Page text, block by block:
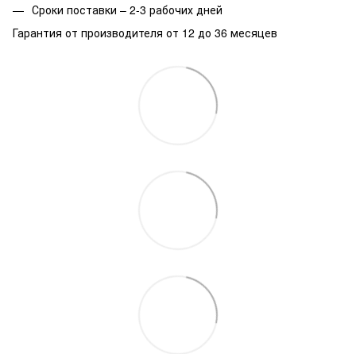
Сроки поставки – 2-3 рабочих дней
Гарантия от производителя от 12 до 36 месяцев